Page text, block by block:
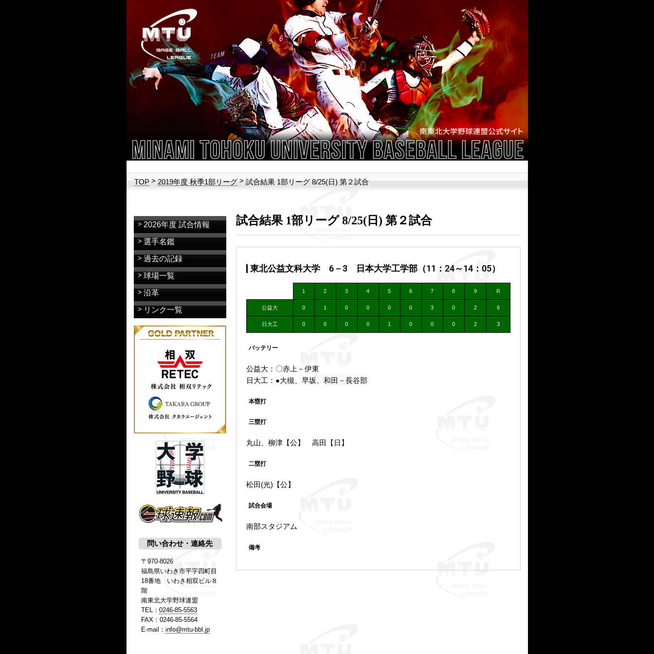
TOP> 2019年度 秋季1部リーグ> 試合結果 1部リーグ 8/25(日) 第２試合
試合結果 1部リーグ 8/25(日) 第２試合
東北公益文科大学 6－3 日本大学工学部（11：24～14：05）
1 2 3 4 5 6 7 8 9 R
公益大 0 1 0 0 0 0 3 0 2 6
日大工 0 0 0 0 1 0 0 0 2 3
バッテリー
公益大：〇赤上－伊東
日大工：●大槻、早坂、和田－長谷部
本塁打
三塁打
丸山、柳津【公】 高田【日】
二塁打
松田(光)【公】
試合会場
南部スタジアム
備考
2026年度 試合情報
選手名鑑
過去の記録
球場一覧
沿革
リンク一覧
問い合わせ・連絡先
〒970-8026
福島県いわき市平字四町目
18番地 いわき相双ビル８
階
南東北大学野球連盟
TEL： 0246-85-5563
FAX：0246-85-5564
E-mail： info@mtu-bbl.jp